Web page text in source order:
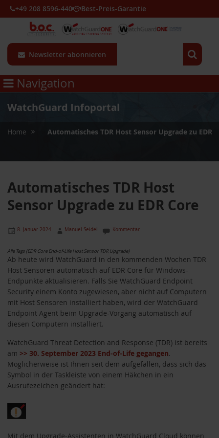
Newsletter abonnieren
+49 208 8596-440 Best-Preis-Garantie
Navigation
WatchGuard Infoportal
Home Automatisches TDR Host Sensor Upgrade zu EDR
Automatisches TDR Host
Sensor Upgrade zu EDR Core
8. Januar 2024 Manuel Seidel Kommentar
Alle Tags (EDR Core End-of-Life Host Sensor TDR Upgrade)
Ab heute wird WatchGuard in den kommenden Wochen TDR
Host Sensoren automatisch auf EDR Core für Windows-
Endpunkte aktualisieren. Falls Sie WatchGuard Endpoint
Security einem Konto zugewiesen, aber nicht auf Computern
mit Host Sensoren installiert haben, wird der WatchGuard
Endpoint Agent beim Upgrade-Vorgang automatisch auf
diesen Computern installiert.
WatchGuard Threat Detection and Response (TDR) ist bereits
am >> 30. September 2023 End-of-Life gegangen.
Möglicherweise ist Ihnen seit dem aufgefallen, dass sich das
Symbol in der Taskleiste von einem Häkchen in ein
Ausrufezeichen geändert hat:
Mit dem Upgrade-Assistenten in WatchGuard Cloud können